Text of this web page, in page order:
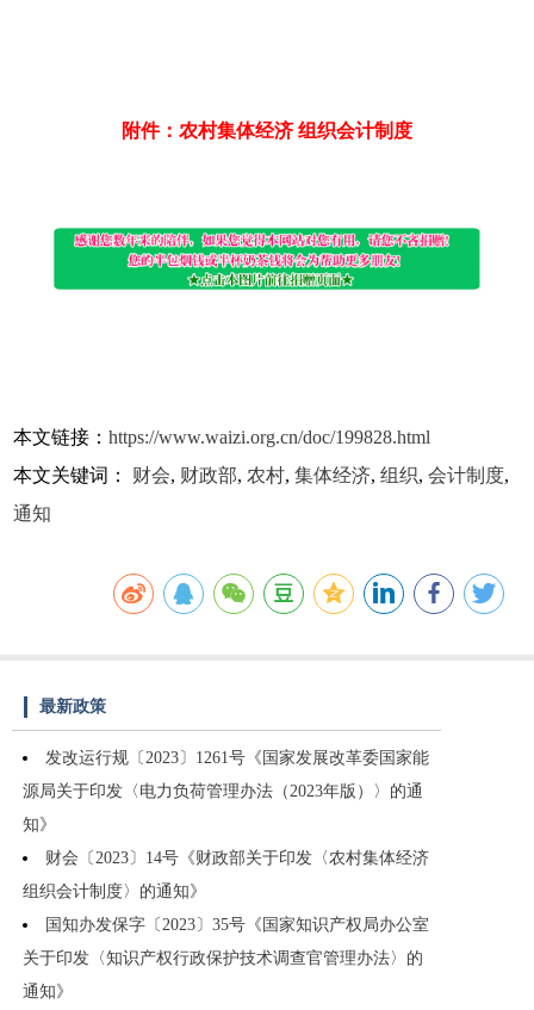
附件：农村集体经济 组织会计制度
本文链接：https://www.waizi.org.cn/doc/199828.html
本文关键词： 财会, 财政部,农村,集体经济,组织,会计制度,
通知
最新政策
发改运行规〔2023〕1261号《国家发展改革委国家能
源局关于印发〈电力负荷管理办法（2023年版）〉的通
知》
财会〔2023〕14号《财政部关于印发〈农村集体经济
组织会计制度〉的通知》
国知办发保字〔2023〕35号《国家知识产权局办公室
关于印发〈知识产权行政保护技术调查官管理办法〉的
通知》